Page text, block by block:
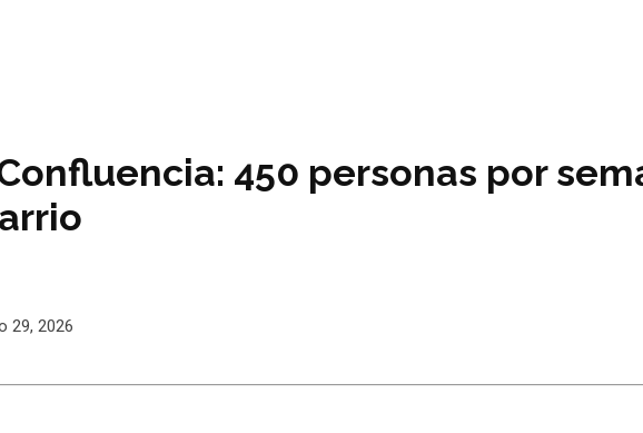
450 personas por
29, 2026